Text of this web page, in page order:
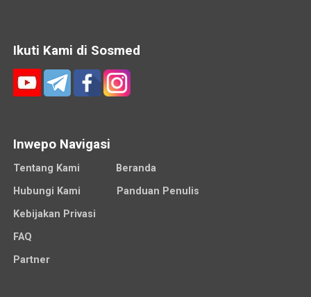
Ikuti Kami di Sosmed
Inwepo Navigasi
Tentang Kami
Beranda
Hubungi Kami
Panduan Penulis
Kebijakan Privasi
FAQ
Partner